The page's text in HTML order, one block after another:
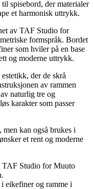
spisebord, der materialer
et harmonisk uttrykk.
av TAF Studio for
formspråk. Bordet
som hviler på en base
og moderne uttrykk.
der de skrå
av rammen
naturlig tre og
karakter som passer
men kan også brukes i
et rent og moderne
Studio for Muuto
eikefiner og ramme i